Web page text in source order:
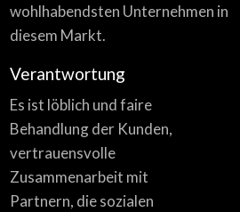
wohlhabendsten Unternehmen in
diesem Markt.
Verantwortung
Es ist löblich und faire
Behandlung der Kunden,
vertrauensvolle
Zusammenarbeit mit
Partnern, die sozialen